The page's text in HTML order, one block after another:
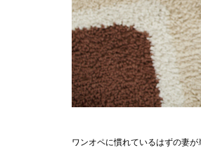
ワンオペに慣れているはずの妻